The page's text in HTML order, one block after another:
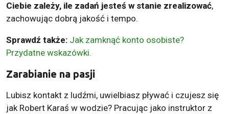
Ciebie zależy, ile zadań jesteś w stanie zrealizować,
zachowując dobrą jakość i tempo.
Sprawdź także: Jak zamknąć konto osobiste?
Przydatne wskazówki.
Zarabianie na pasji
Lubisz kontakt z ludźmi, uwielbiasz pływać i czujesz się
jak Robert Karaś w wodzie? Pracując jako instruktor z